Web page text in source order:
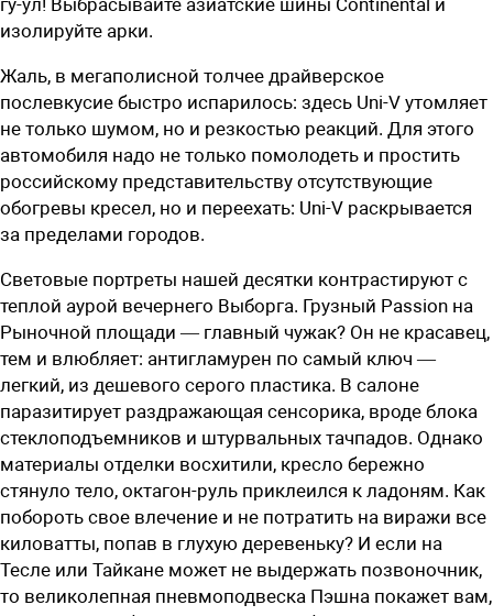
изолируйте арки.
Жаль, в мегаполисной толчее драйверское
послевкусие быстро испарилось: здесь Uni-V утомляет
не только шумом, но и резкостью реакций. Для этого
автомобиля надо не только помолодеть и простить
российскому представительству отсутствующие
обогревы кресел, но и переехать: Uni-V раскрывается
за пределами городов.
Световые портреты нашей десятки контрастируют с
теплой аурой вечернего Выборга. Грузный Passion на
Рыночной площади — главный чужак? Он не красавец,
тем и влюбляет: антигламурен по самый ключ —
легкий, из дешевого серого пластика. В салоне
паразитирует раздражающая сенсорика, вроде блока
стеклоподъемников и штурвальных тачпадов. Однако
материалы отделки восхитили, кресло бережно
стянуло тело, октагон-руль приклеился к ладоням. Как
побороть свое влечение и не потратить на виражи все
киловатты, попав в глухую деревеньку? И если на
Тесле или Тайкане может не выдержать позвоночник,
то великолепная пневмоподвеска Пэшна покажет вам,